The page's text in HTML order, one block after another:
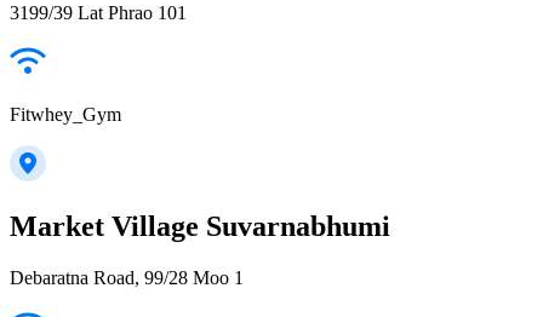
3199/39 Lat Phrao 101
Fitwhey_Gym
Market Village Suvarnabhumi
Debaratna Road, 99/28 Moo 1